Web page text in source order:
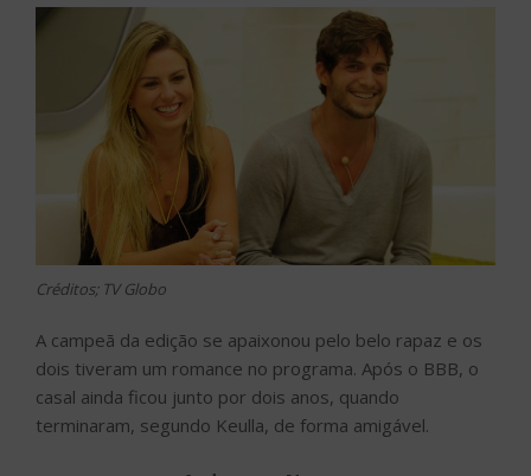
Créditos; TV Globo
A campeã da edição se apaixonou pelo belo rapaz e os
dois tiveram um romance no programa. Após o BBB, o
casal ainda ficou junto por dois anos, quando
terminaram, segundo Keulla, de forma amigável.